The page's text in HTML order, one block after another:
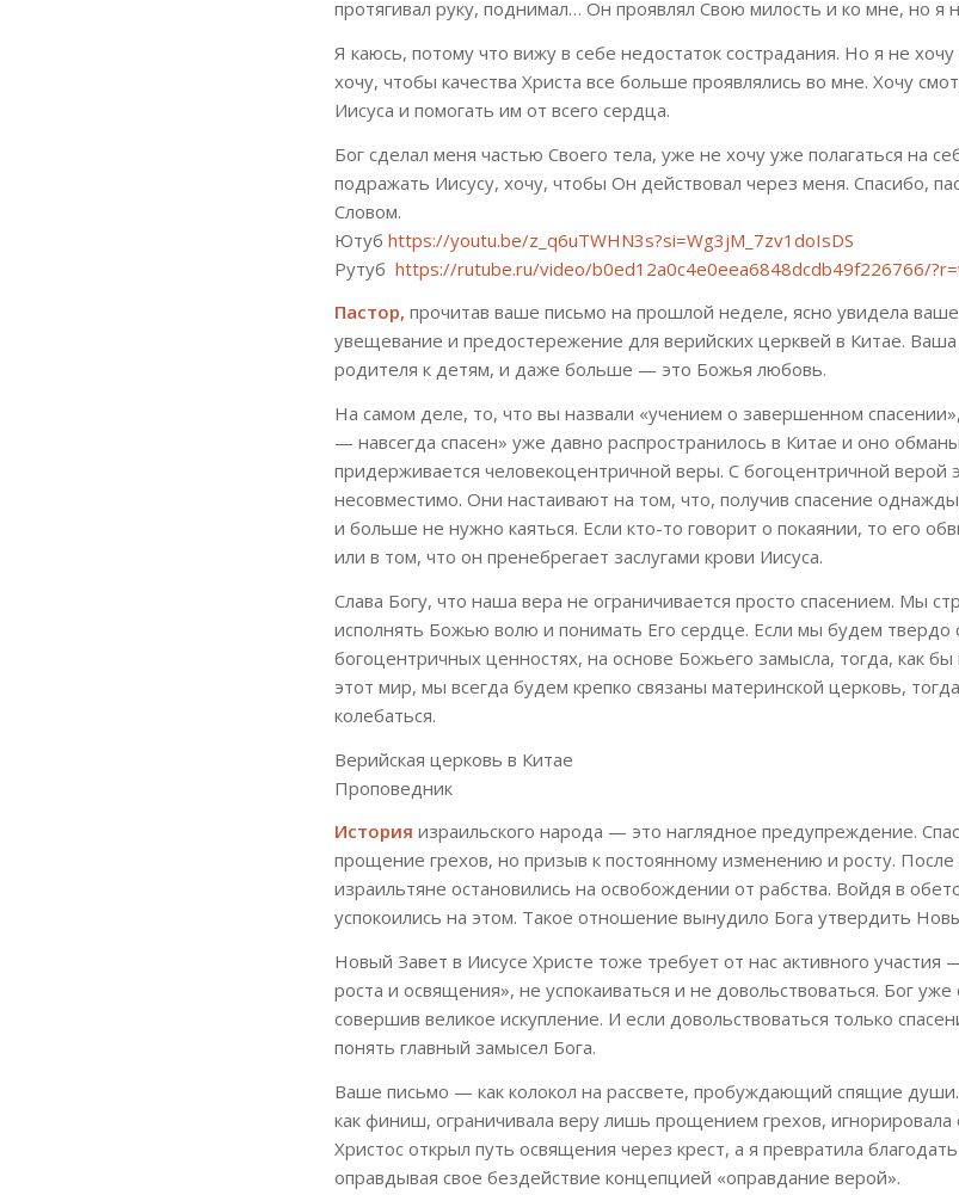
протягивал руку, поднимал… Он проявлял Свою милость и ко мне, но я
Я каюсь, потому что вижу в себе недостаток сострадания. Но я не хочу
хочу, чтобы качества Христа все больше проявлялись во мне. Хочу
Иисуса и помогать им от всего сердца.
Бог сделал меня частью Своего тела, уже не хочу уже полагаться на
подражать Иисусу, хочу, чтобы Он действовал через меня. Спасибо,
Словом.
Ютуб https://youtu.be/z_q6uTWHN3s?si=Wg3jM_7zv1doIsDS
Рутуб https://rutube.ru/video/b0ed12a0c4e0eea6848dcdb49f226766/
Пастор, прочитав ваше письмо на прошлой неделе, ясно увидела
увещевание и предостережение для верийских церквей в Китае.
родителя к детям, и даже больше — это Божья любовь.
На самом деле, то, что вы назвали «учением о завершенном
— навсегда спасен» уже давно распространилось в Китае и оно
придерживается человекоцентричной веры. С богоцентричной верой
несовместимо. Они настаивают на том, что, получив спасение
и больше не нужно каяться. Если кто-то говорит о покаянии, то его
или в том, что он пренебрегает заслугами крови Иисуса.
Слава Богу, что наша вера не ограничивается просто спасением. Мы
исполнять Божью волю и понимать Его сердце. Если мы будем твердо
богоцентричных ценностях, на основе Божьего замысла, тогда, как
этот мир, мы всегда будем крепко связаны материнской церковь,
колебаться.
Верийская церковь в Китае
Проповедник
История израильского народа — это наглядное предупреждение.
прощение грехов, но призыв к постоянному изменению и росту. После
израильтяне остановились на освобождении от рабства. Войдя в
успокоились на этом. Такое отношение вынудило Бога утвердить
Новый Завет в Иисусе Христе тоже требует от нас активного
роста и освящения», не успокаиваться и не довольствоваться. Бог
совершив великое искупление. И если довольствоваться только
понять главный замысел Бога.
Ваше письмо — как колокол на рассвете, пробуждающий спящие души.
как финиш, ограничивала веру лишь прощением грехов, игнорировала
Христос открыл путь освящения через крест, а я превратила
оправдывая свое бездействие концепцией «оправдание верой».